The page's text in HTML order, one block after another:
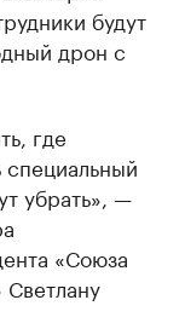
будут
дрон с
где
специальный
убрать», —
«Союза